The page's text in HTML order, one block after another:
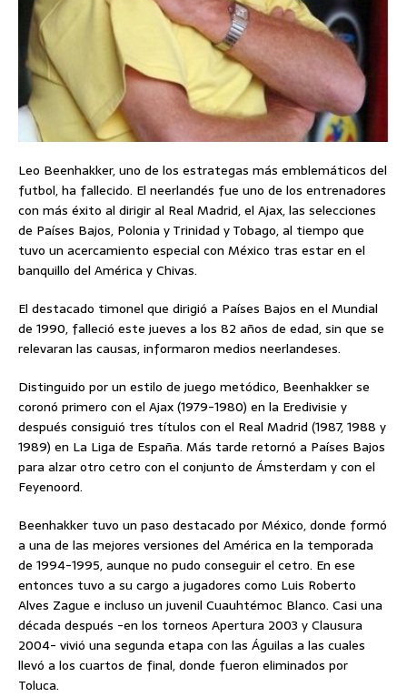
Leo Beenhakker, uno de los estrategas más emblemáticos del
futbol, ha fallecido. El neerlandés fue uno de los entrenadores
con más éxito al dirigir al Real Madrid, el Ajax, las selecciones
de Países Bajos, Polonia y Trinidad y Tobago, al tiempo que
tuvo un acercamiento especial con México tras estar en el
banquillo del América y Chivas.
El destacado timonel que dirigió a Países Bajos en el Mundial
de 1990, falleció este jueves a los 82 años de edad, sin que se
relevaran las causas, informaron medios neerlandeses.
Distinguido por un estilo de juego metódico, Beenhakker se
coronó primero con el Ajax (1979-1980) en la Eredivisie y
después consiguió tres títulos con el Real Madrid (1987, 1988 y
1989) en La Liga de España. Más tarde retornó a Países Bajos
para alzar otro cetro con el conjunto de Ámsterdam y con el
Feyenoord.
Beenhakker tuvo un paso destacado por México, donde formó
a una de las mejores versiones del América en la temporada
de 1994-1995, aunque no pudo conseguir el cetro. En ese
entonces tuvo a su cargo a jugadores como Luis Roberto
Alves Zague e incluso un juvenil Cuauhtémoc Blanco. Casi una
década después -en los torneos Apertura 2003 y Clausura
2004- vivió una segunda etapa con las Águilas a las cuales
llevó a los cuartos de final, donde fueron eliminados por
Toluca.